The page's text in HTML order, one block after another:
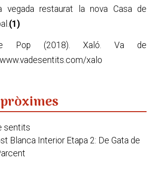
vegada restaurat la nova Casa de
(1)
Pop (2018). Xaló. Va de
xalo
sentits
Blanca Interior Etapa 2: De Gata de